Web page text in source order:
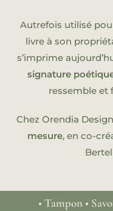
Autrefois utilisé
livre à son
s’imprime
signature
ressemble et
Chez Orendia
mesure, en co-
• Tampon •